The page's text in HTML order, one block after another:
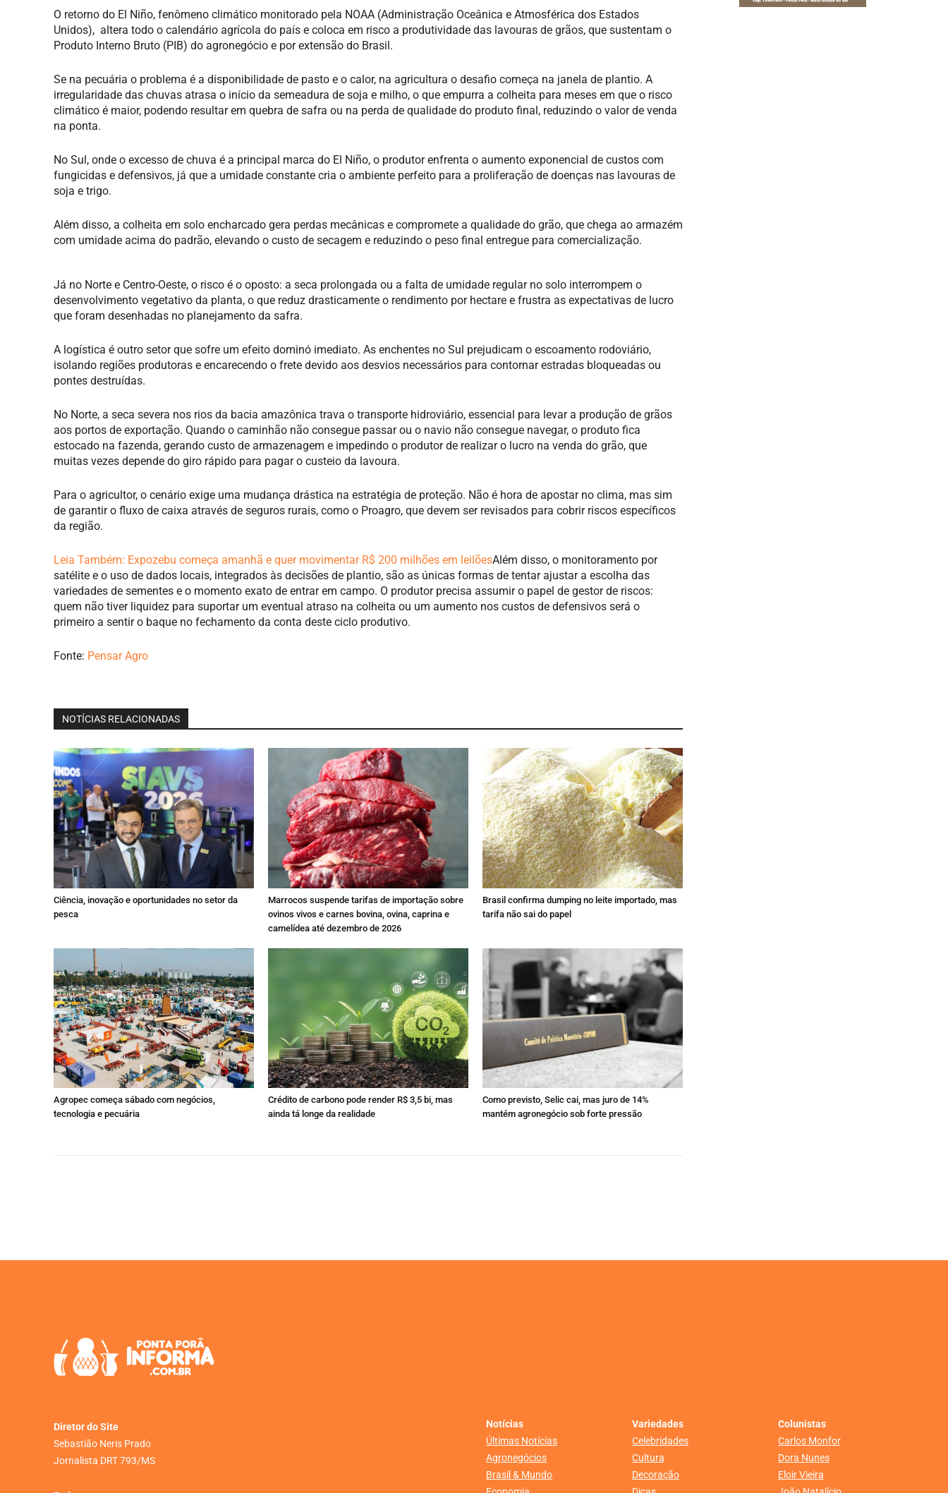
O retorno do El Niño, fenômeno climático monitorado pela NOAA (Administração Oceânica e Atmosférica dos Estados
Unidos), altera todo o calendário agrícola do país e coloca em risco a produtividade das lavouras de grãos, que sustentam o
Produto Interno Bruto (PIB) do agronegócio e por extensão do Brasil.
Se na pecuária o problema é a disponibilidade de pasto e o calor, na agricultura o desafio começa na janela de plantio. A
irregularidade das chuvas atrasa o início da semeadura de soja e milho, o que empurra a colheita para meses em que o risco
climático é maior, podendo resultar em quebra de safra ou na perda de qualidade do produto final, reduzindo o valor de venda
na ponta.
No Sul, onde o excesso de chuva é a principal marca do El Niño, o produtor enfrenta o aumento exponencial de custos com
fungicidas e defensivos, já que a umidade constante cria o ambiente perfeito para a proliferação de doenças nas lavouras de
soja e trigo.
Além disso, a colheita em solo encharcado gera perdas mecânicas e compromete a qualidade do grão, que chega ao armazém
com umidade acima do padrão, elevando o custo de secagem e reduzindo o peso final entregue para comercialização.
Já no Norte e Centro-Oeste, o risco é o oposto: a seca prolongada ou a falta de umidade regular no solo interrompem o
desenvolvimento vegetativo da planta, o que reduz drasticamente o rendimento por hectare e frustra as expectativas de lucro
que foram desenhadas no planejamento da safra.
A logística é outro setor que sofre um efeito dominó imediato. As enchentes no Sul prejudicam o escoamento rodoviário,
isolando regiões produtoras e encarecendo o frete devido aos desvios necessários para contornar estradas bloqueadas ou
pontes destruídas.
No Norte, a seca severa nos rios da bacia amazônica trava o transporte hidroviário, essencial para levar a produção de grãos
aos portos de exportação. Quando o caminhão não consegue passar ou o navio não consegue navegar, o produto fica
estocado na fazenda, gerando custo de armazenagem e impedindo o produtor de realizar o lucro na venda do grão, que
muitas vezes depende do giro rápido para pagar o custeio da lavoura.
Para o agricultor, o cenário exige uma mudança drástica na estratégia de proteção. Não é hora de apostar no clima, mas sim
de garantir o fluxo de caixa através de seguros rurais, como o Proagro, que devem ser revisados para cobrir riscos específicos
da região.
Leia Também: Expozebu começa amanhã e quer movimentar R$ 200 milhões em leilõesAlém disso, o monitoramento por
satélite e o uso de dados locais, integrados às decisões de plantio, são as únicas formas de tentar ajustar a escolha das
variedades de sementes e o momento exato de entrar em campo. O produtor precisa assumir o papel de gestor de riscos:
quem não tiver liquidez para suportar um eventual atraso na colheita ou um aumento nos custos de defensivos será o
primeiro a sentir o baque no fechamento da conta deste ciclo produtivo.
Fonte: Pensar Agro
NOTÍCIAS RELACIONADAS
Ciência, inovação e oportunidades no setor da
pesca
Marrocos suspende tarifas de importação sobre
ovinos vivos e carnes bovina, ovina, caprina e
camelídea até dezembro de 2026
Brasil confirma dumping no leite importado, mas
tarifa não sai do papel
Agropec começa sábado com negócios,
tecnologia e pecuária
Crédito de carbono pode render R$ 3,5 bi, mas
ainda tá longe da realidade
Como previsto, Selic cai, mas juro de 14%
mantém agronegócio sob forte pressão
Diretor do Site
Sebastião Neris Prado
Jornalista DRT 793/MS
Notícias
Últimas Notícias
Agronegócios
Brasil & Mundo
Variedades
Celebridades
Cultura
Decoração
Colunistas
Carlos Monfor
Dora Nunes
Eloir Vieira